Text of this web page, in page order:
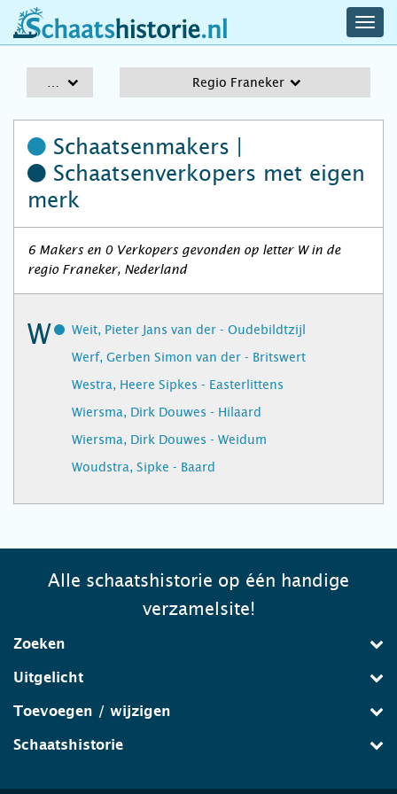
schaatshistorie.nl
Regio Franeker
Schaatsenmakers |
Schaatsenverkopers met eigen
merk
6 Makers en 0 Verkopers gevonden op letter W in de
regio Franeker, Nederland
W
Weit, Pieter Jans van der - Oudebildtzijl
Werf, Gerben Simon van der - Britswert
Westra, Heere Sipkes - Easterlittens
Wiersma, Dirk Douwes - Hilaard
Wiersma, Dirk Douwes - Weidum
Woudstra, Sipke - Baard
Alle schaatshistorie op één handige
verzamelsite!
Zoeken
Uitgelicht
Toevoegen / wijzigen
Schaatshistorie